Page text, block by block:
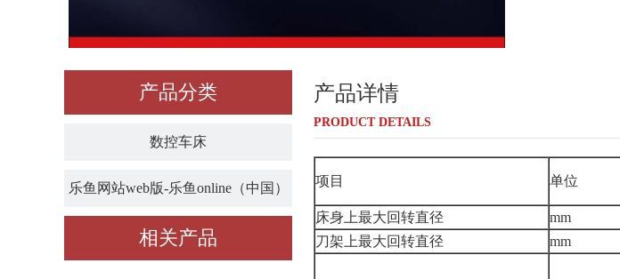
产品分类
数控车床
乐鱼网站web版-乐鱼online（中国）
相关产品
产品详情
PRODUCT DETAILS
项目 单位
床身上最大回转直径
mm
刀架上最大回转直径
mm